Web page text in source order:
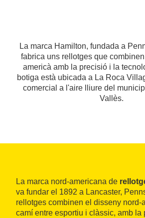
La marca Hamilton, fundada a
fabrica uns rellotges que
americà amb la precisió i la
botiga està ubicada a La Roca
comercial a l'aire lliure del
Vallès.
La marca nord-americana de
va fundar el 1892 a Lancaster,
rellotges combinen el disseny nord-
camí entre esportiu i clàssic, amb la